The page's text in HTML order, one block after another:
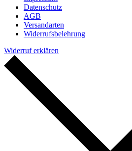
Datenschutz
AGB
Versandarten
Widerrufsbelehrung
Widerruf erklären